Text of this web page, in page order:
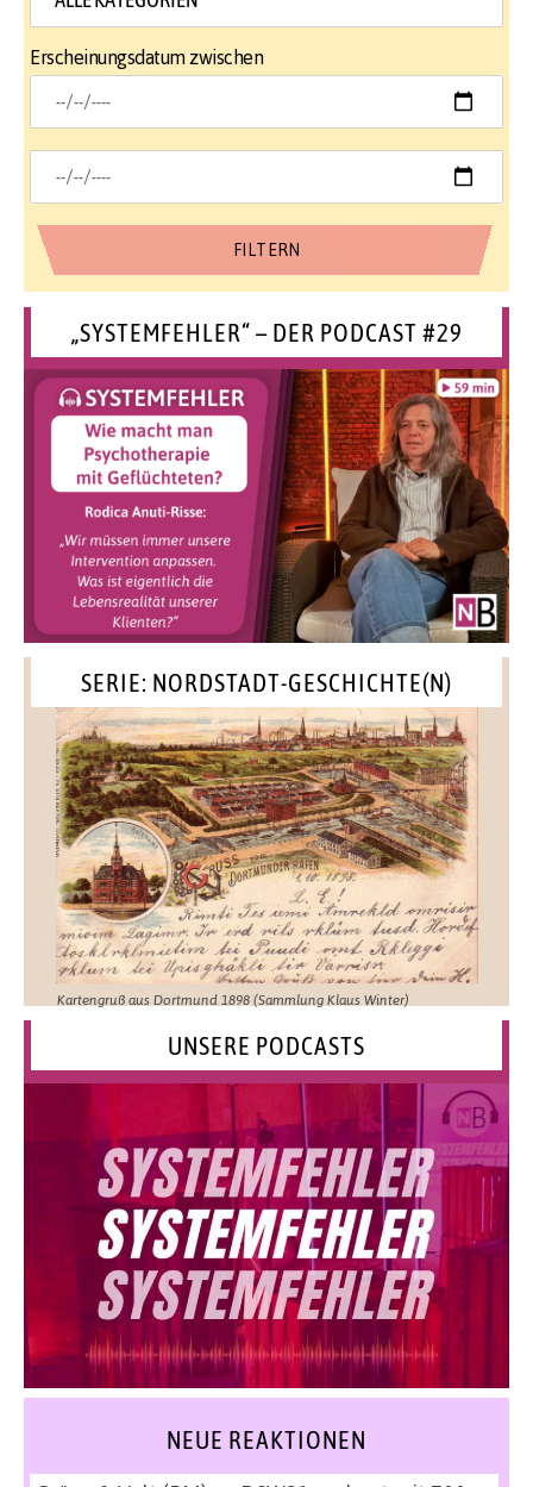
Erscheinungsdatum zwischen
„SYSTEMFEHLER“ – DER PODCAST #29
SERIE: NORDSTADT-GESCHICHTE(N)
Kartengruß aus Dortmund 1898 (Sammlung Klaus Winter)
UNSERE PODCASTS
NEUE REAKTIONEN